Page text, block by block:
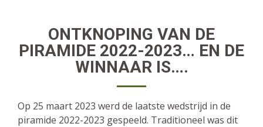
ONTKNOPING VAN DE
PIRAMIDE 2022-2023… EN DE
WINNAAR IS….
Op 25 maart 2023 werd de laatste wedstrijd in de
piramide 2022-2023 gespeeld. Traditioneel was dit